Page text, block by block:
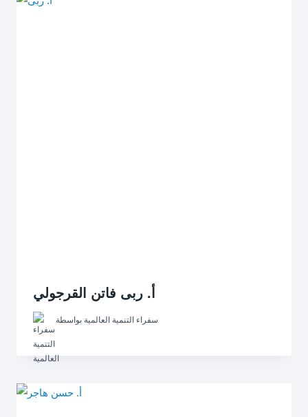
أ. ربى فاتن القرجولي
بواسطة سفراء التنمية العالمية